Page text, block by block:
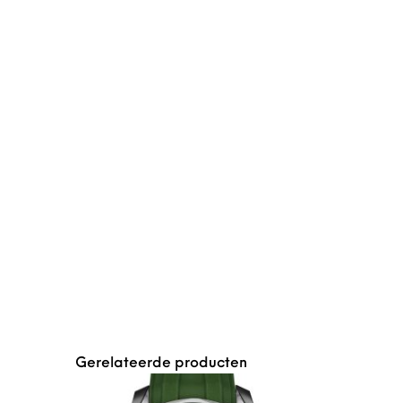
Gerelateerde producten